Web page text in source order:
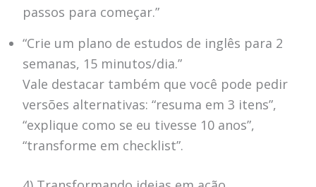
passos para começar.”
“Crie um plano de estudos de inglês para 2
semanas, 15 minutos/dia.”
Vale destacar também que você pode pedir
versões alternativas: “resuma em 3 itens”,
“explique como se eu tivesse 10 anos”,
“transforme em checklist”.